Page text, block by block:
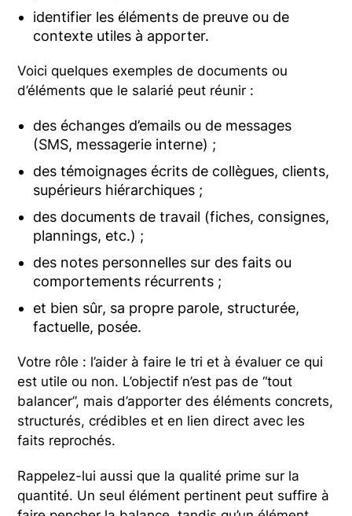
identifier les éléments de preuve ou de
contexte utiles à apporter.
Voici quelques exemples de documents ou
d’éléments que le salarié peut réunir :
des échanges d’emails ou de messages
(SMS, messagerie interne) ;
des témoignages écrits de collègues, clients,
supérieurs hiérarchiques ;
des documents de travail (fiches, consignes,
plannings, etc.) ;
des notes personnelles sur des faits ou
comportements récurrents ;
et bien sûr, sa propre parole, structurée,
factuelle, posée.
Votre rôle : l’aider à faire le tri et à évaluer ce qui
est utile ou non. L’objectif n’est pas de “tout
balancer”, mais d’apporter des éléments concrets,
structurés, crédibles et en lien direct avec les
faits reprochés.
Rappelez-lui aussi que la qualité prime sur la
quantité. Un seul élément pertinent peut suffire à